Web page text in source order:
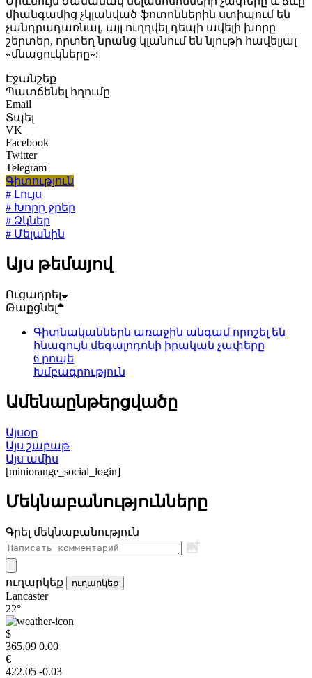
միանգամից չկլանված ֆոտոններին ստիպում են
չանդրադառնալ, այլ ուղղվել դեպի ավելի խորը
շերտեր, որտեղ նրանց կլանում են նյութի հավելյալ
«մնացուկները»:
Էջանշեք
Պատճենել հղումը
Email
Տպել
VK
Facebook
Twitter
Telegram
Գիտություն
# Լույս
# Խորը ջրեր
# Ձկներ
# Մելանին
Այս թեմայով
Ուցադրել
Թաքցնել
Գիտնականներն առաջին անգամ որոշել են
հնագույն մեգալոդոնի իրական չափերը
6 րոպե
Խմբագրություն
Ամենաընթերցվածը
Այսօր
Այս շաբաթ
Այս ամիս
[miniorange_social_login]
Մեկնաբանությունները
Գրել մեկնաբանություն
ուղարկեք ուղարկեք
Lancaster
22°
$
365.09 0.00
€
422.05 -0.03